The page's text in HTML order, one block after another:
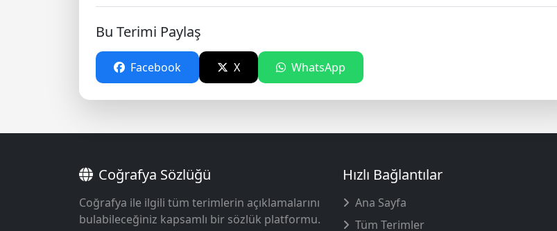
Bu Terimi Paylaş
Facebook X WhatsApp
Coğrafya Sözlüğü
Coğrafya ile ilgili tüm terimlerin açıklamalarını
bulabileceğiniz kapsamlı bir sözlük platformu.
Hızlı Bağlantılar
Ana Sayfa
Tüm Terimler